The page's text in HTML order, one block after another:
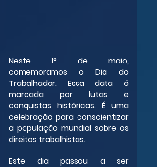
Neste 1° de maio,
comemoramos o Dia do
Trabalhador. Essa data é
marcada por lutas e
conquistas históricas. É uma
celebração para conscientizar
a população mundial sobre os
direitos trabalhistas.
Este dia passou a ser